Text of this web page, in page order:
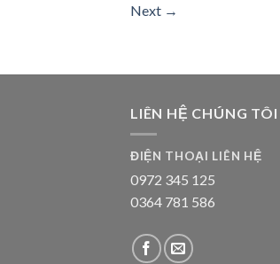
Next →
LIÊN HỆ CHÚNG TÔI
ĐIỆN THOẠI LIÊN HỆ
0972 345 125
0364 781 586